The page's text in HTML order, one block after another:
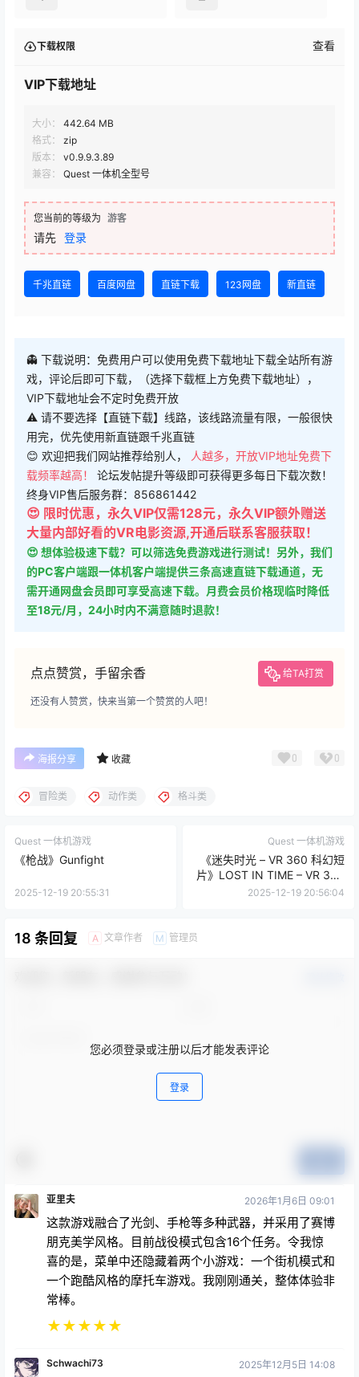
下载权限 查看
VIP下载地址
大小：
442.64 MB
格式：
zip
版本：
v0.9.9.3.89
兼容：
Quest 一体机全型号
您当前的等级为 游客
请先 登录
千兆直链 百度网盘 直链下载 123网盘 新直链
👻 下载说明：免费用户可以使用免费下载地址下载全站所有游
戏，评论后即可下载，（选择下载框上方免费下载地址），
VIP下载地址会不定时免费开放
⚠ 请不要选择【直链下载】线路，该线路流量有限，一般很快
用完，优先使用新直链跟千兆直链
😊 欢迎把我们网站推荐给别人，
人越多，开放VIP地址免费下
载频率越高！ 论坛发帖提升等级即可获得更多每日下载次数！
终身VIP售后服务群：856861442
😍 限时优惠，永久VIP仅需128元，永久VIP额外赠送
大量内部好看的VR电影资源,开通后联系客服获取！
😍 想体验极速下载？可以筛选免费游戏进行测试！另外，我们
的PC客户端跟一体机客户端提供三条高速直链下载通道，无
需开通网盘会员即可享受高速下载。月费会员价格现临时降低
至18元/月，24小时内不满意随时退款！
点点赞赏，手留余香 给TA打赏
还没有人赞赏，快来当第一个赞赏的人吧！
海报分享 收藏 0 0
冒险类 动作类 格斗类
Quest 一体机游戏
《枪战》Gunfight
2025-12-19 20:55:31
Quest 一体机游戏
《迷失时光 – VR 360 科幻短
片》LOST IN TIME – VR 360
Sci-Fi Short Film
2025-12-19 20:56:04
18 条回复 A 文章作者 M 管理员
您必须登录或注册以后才能发表评论
登录
亚里夫 2026年1月6日 09:01
这款游戏融合了光剑、手枪等多种武器，并采用了赛博
朋克美学风格。目前战役模式包含16个任务。令我惊
喜的是，菜单中还隐藏着两个小游戏：一个街机模式和
一个跑酷风格的摩托车游戏。我刚刚通关，整体体验非
常棒。
★★★★★
Schwachi73 2025年12月5日 14:08